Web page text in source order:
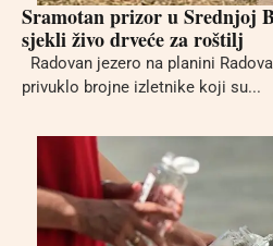
Sramotan prizor u Srednjoj
sjekli živo drveće za roštilj
Radovan jezero na planini
privuklo brojne izletnike koji su...